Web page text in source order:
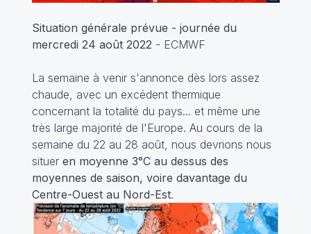
Situation générale prévue - journée du
mercredi 24 août 2022 - ECMWF
La semaine à venir s'annonce dès lors assez
chaude, avec un excédent thermique
concernant la totalité du pays... et même une
très large majorité de l'Europe. Au cours de la
semaine du 22 au 28 août, nous devrions nous
situer en moyenne 3°C au dessus des
moyennes de saison, voire davantage du
Centre-Ouest au Nord-Est.